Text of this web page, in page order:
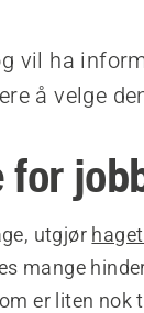
vil ha
å velge
utgjør
mange
er liten